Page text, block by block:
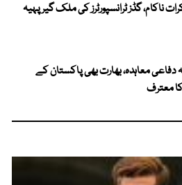
ناکام، گڈز ٹرانسپورٹرز کی ملک گیر پہیہ
معاہدہ، بھارت بھی پاکستان کے
معترف